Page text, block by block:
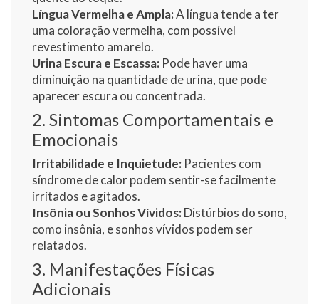
Língua Vermelha e Ampla:A língua tende a ter
uma coloração vermelha, com possível
revestimento amarelo.
Urina Escura e Escassa: Pode haver uma
diminuição na quantidade de urina, que pode
aparecer escura ou concentrada.
2. Sintomas Comportamentais e
Emocionais
Irritabilidade e Inquietude: Pacientes com
síndrome de calor podem sentir-se facilmente
irritados e agitados.
Insônia ou Sonhos Vívidos:Distúrbios do sono,
como insônia, e sonhos vívidos podem ser
relatados.
3. Manifestações Físicas
Adicionais